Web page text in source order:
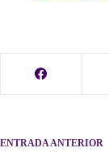
ENTRADA ANTERIOR